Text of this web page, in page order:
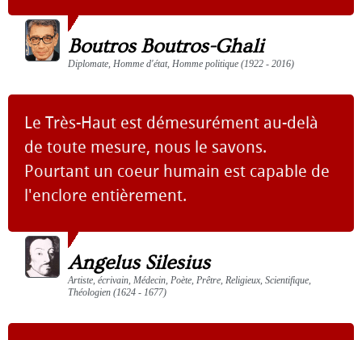
Boutros Boutros-Ghali
Diplomate, Homme d'état, Homme politique (1922 - 2016)
Le Très-Haut est démesurément au-delà
de toute mesure, nous le savons.
Pourtant un coeur humain est capable de
l'enclore entièrement.
Angelus Silesius
Artiste, écrivain, Médecin, Poète, Prêtre, Religieux, Scientifique,
Théologien (1624 - 1677)